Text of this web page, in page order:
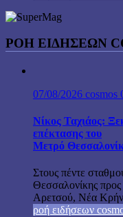
ΡΟΉ ΕΙΔΉΣΕΩΝ
07/08/2026 cosmos
Νίκος Ταχιάος:
επέκτασης του
Μετρό
Στους πέντε
Θεσσαλονίκης
Αρετσού, Νέα
ροή ειδήσεων